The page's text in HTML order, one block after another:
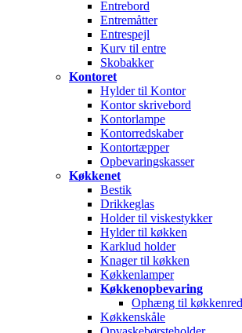
Entrebord
Entremåtter
Entrespejl
Kurv til entre
Skobakker
Kontoret
Hylder til Kontor
Kontor skrivebord
Kontorlampe
Kontorredskaber
Kontortæpper
Opbevaringskasser
Køkkenet
Bestik
Drikkeglas
Holder til viskestykker
Hylder til køkken
Karklud holder
Knager til køkken
Køkkenlamper
Køkkenopbevaring
Ophæng til
Køkkenskåle